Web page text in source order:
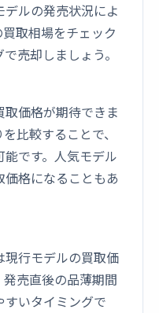
ルの発売状況によ
取相場をチェック
売却しましょう。
価格が期待できま
比較することで、
です。人気モデル
格になることもあ
現行モデルの買取価
売直後の品薄期間
いタイミングで